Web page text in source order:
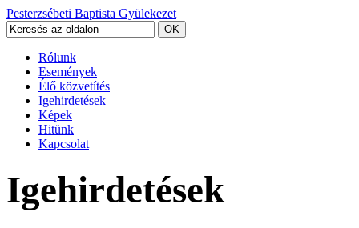
Pesterzsébeti Baptista Gyülekezet
Rólunk
Események
Élő közvetítés
Igehirdetések
Képek
Hitünk
Kapcsolat
Igehirdetések